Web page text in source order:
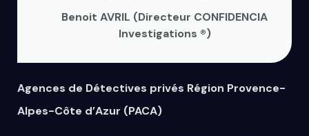
Benoit AVRIL (Directeur CONFIDENCIA
Investigations ®)
Agences de Détectives privés Région Provence-
Alpes-Côte d’Azur (PACA)